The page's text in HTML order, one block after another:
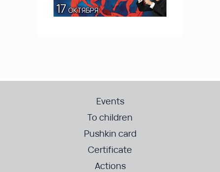
Events
To children
Pushkin card
Certificate
Actions